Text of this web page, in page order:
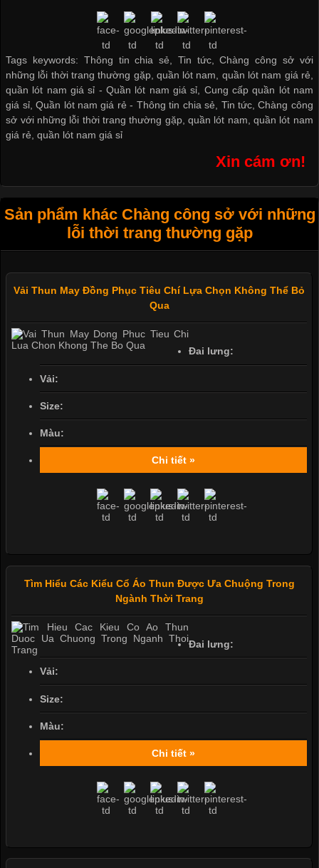
Tags keywords: Thông tin chia sẻ, Tin tức, Chàng công sở với
những lỗi thời trang thường gặp, quần lót nam, quần lót nam giá rẻ,
quần lót nam giá sỉ -Quần lót nam giá sỉ, Cung cấp quần lót nam
giá sỉ,Quần lót nam giá rẻ - Thông tin chia sẻ, Tin tức,Chàng công
sở với những lỗi thời trang thường gặp,quần lót nam,quần lót nam
giá rẻ,quần lót nam giá sỉ
Xin cám ơn!
Sản phẩm khác Chàng công sở với những
lỗi thời trang thường gặp
Vải Thun May Đồng Phục Tiêu Chí Lựa Chọn Không Thể Bỏ
Qua
Đai lưng:
Vải:
Size:
Màu:
Chi tiết »
Tìm Hiểu Các Kiểu Cổ Áo Thun Được Ưa Chuộng Trong
Ngành Thời Trang
Đai lưng:
Vải:
Size:
Màu:
Chi tiết »